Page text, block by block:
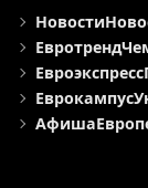
Новости
Евротренд
Евроэкспресс
Еврокампус
Афиша